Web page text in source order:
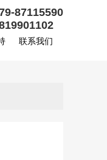
87115590
联系我们